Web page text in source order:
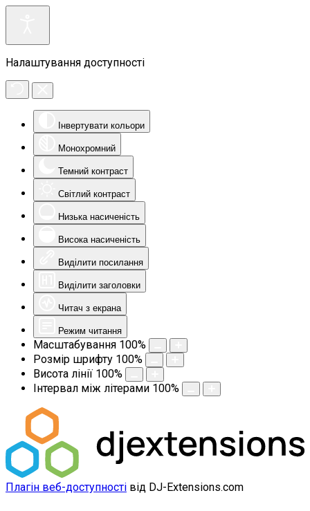
Налаштування доступності
Інвертувати кольори
Монохромний
Темний контраст
Світлий контраст
Низька насиченість
Висока насиченість
Виділити посилання
Виділити заголовки
Читач з екрана
Режим читання
Масштабування 100%
Розмір шрифту 100%
Висота лінії 100%
Інтервал між літерами 100%
Плагін веб-доступності від DJ-Extensions.com